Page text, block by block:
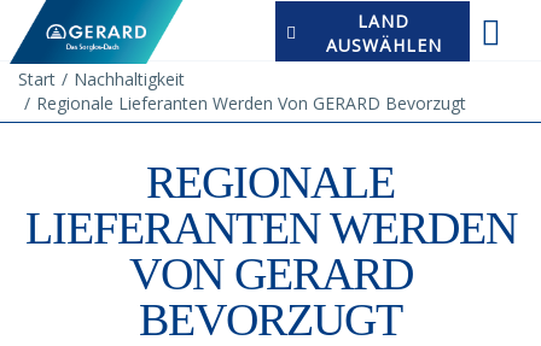
LAND
AUSWÄHLEN
Start
Nachhaltigkeit
Regionale Lieferanten Werden Von GERARD Bevorzugt
REGIONALE
LIEFERANTEN WERDEN
VON GERARD
BEVORZUGT